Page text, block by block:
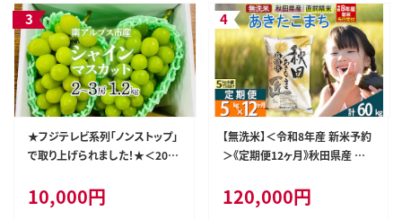
★フジテレビ系列「ノンストップ」
で取り上げられました！★＜202
市産シャインマスカット1.2kg以
上（2～3房） クール便発送 ALPA
10,000円
【無洗米】＜令和8年産 新米予約
＞《定期便12ヶ月》秋田県産 あき
回 5キロ お米 匠 [サンファーム
西木 米5kg 米 5kg 米 5kg定期
120,000円